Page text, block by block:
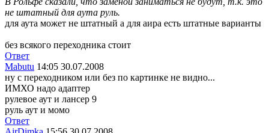
не штатный для аута руль.
для аута может не штатный а для аира есть штатные варианты
без всякого переходника стоит
Ответ
Mabutu 14:05 30.07.2008
ну с переходником или без по картинке не видно...
ИМХО надо адаптер
рулевое аут и лансер 9
руль аут и момо
Ответ